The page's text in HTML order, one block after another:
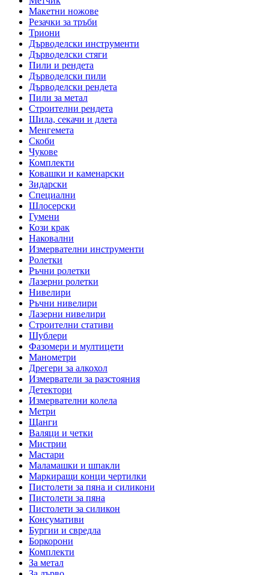
Макетни ножове
Резачки за тръби
Триони
Дърводелски инструменти
Дърводелски стяги
Пили и рендета
Дърводелски пили
Дърводелски рендета
Пили за метал
Строителни рендета
Шила, секачи и длета
Менгемета
Скоби
Чукове
Комплекти
Ковашки и каменарски
Зидарски
Специални
Шлосерски
Гумени
Кози крак
Наковални
Измервателни инструменти
Ролетки
Ръчни ролетки
Лазерни ролетки
Нивелири
Ръчни нивелири
Лазерни нивелири
Строителни стативи
Шублери
Фазомери и мултицети
Манометри
Дрегери за алкохол
Измерватели за разстояния
Детектори
Измервателни колела
Метри
Щанги
Валяци и четки
Мистрии
Мастари
Маламашки и шпакли
Маркиращи конци чертилки
Пистолети за пяна и силикони
Пистолети за пяна
Пистолети за силикон
Консумативи
Бургии и свредла
Боркорони
Комплекти
За метал